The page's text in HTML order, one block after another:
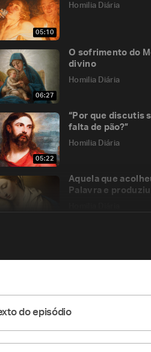
05:10
Homilia Diária
06:27
O sofrimento do
divino
Homilia Diária
05:22
“Por que discutis
falta de pão?”
Homilia Diária
Aquela que
Palavra e
Homilia Diária
do episódio